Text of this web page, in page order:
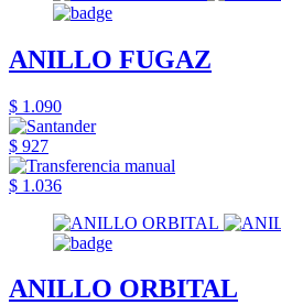
ANILLO FUGAZ
$ 1.090
$ 927
$ 1.036
ANILLO ORBITAL